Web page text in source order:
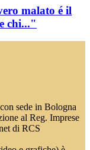
malato é il
chi..."
sede in Bologna
al Reg. Imprese
di RCS